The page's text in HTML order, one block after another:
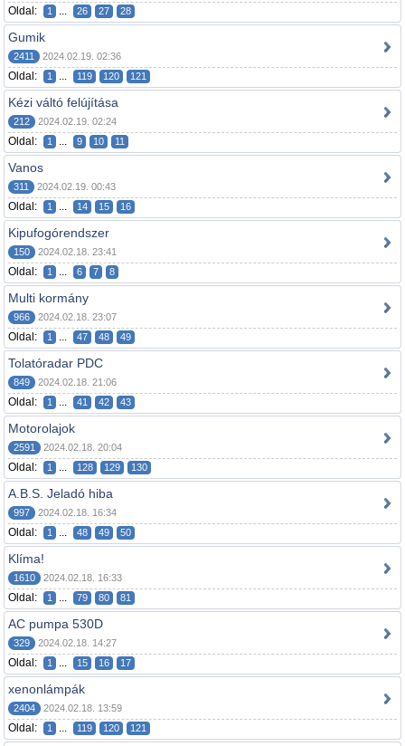
Oldal: 1 ... 26 27 28
Gumik
2411 2024.02.19. 02:36
Oldal: 1 ... 119 120 121
Kézi váltó felújítása
212 2024.02.19. 02:24
Oldal: 1 ... 9 10 11
Vanos
311 2024.02.19. 00:43
Oldal: 1 ... 14 15 16
Kipufogórendszer
150 2024.02.18. 23:41
Oldal: 1 ... 6 7 8
Multi kormány
966 2024.02.18. 23:07
Oldal: 1 ... 47 48 49
Tolatóradar PDC
849 2024.02.18. 21:06
Oldal: 1 ... 41 42 43
Motorolajok
2591 2024.02.18. 20:04
Oldal: 1 ... 128 129 130
A.B.S. Jeladó hiba
997 2024.02.18. 16:34
Oldal: 1 ... 48 49 50
Klíma!
1610 2024.02.18. 16:33
Oldal: 1 ... 79 80 81
AC pumpa 530D
329 2024.02.18. 14:27
Oldal: 1 ... 15 16 17
xenonlámpák
2404 2024.02.18. 13:59
Oldal: 1 ... 119 120 121